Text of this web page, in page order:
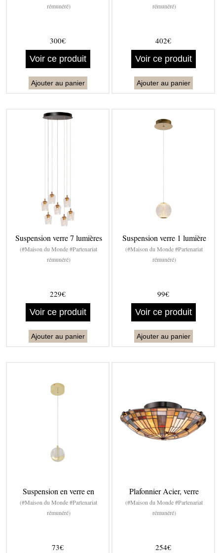
rémunéré)
300€
Voir ce produit
Ajouter au panier
rémunéré)
402€
Voir ce produit
Ajouter au panier
Suspension verre 7 lumières
(#Maison du Monde #Partenariat
rémunéré)
229€
Voir ce produit
Ajouter au panier
Suspension verre 1 lumière
(#Maison du Monde #Partenariat
rémunéré)
99€
Voir ce produit
Ajouter au panier
Suspension en verre en
(#Maison du Monde #Partenariat
rémunéré)
73€
Plafonnier Acier, verre
(#Maison du Monde #Partenariat
rémunéré)
254€